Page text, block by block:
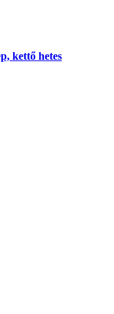
kettő hetes